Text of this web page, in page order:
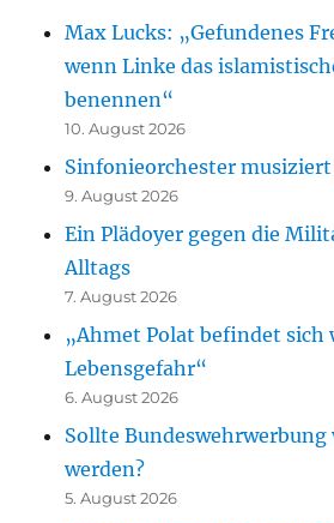
Max Lucks: „Gefundenes
wenn Linke das
benennen“
10. August 2026
Sinfonieorchester
9. August 2026
Ein Plädoyer gegen die
Alltags
7. August 2026
„Ahmet Polat befindet sich
Lebensgefahr“
6. August 2026
Sollte Bundeswehrwerbung
werden?
5. August 2026